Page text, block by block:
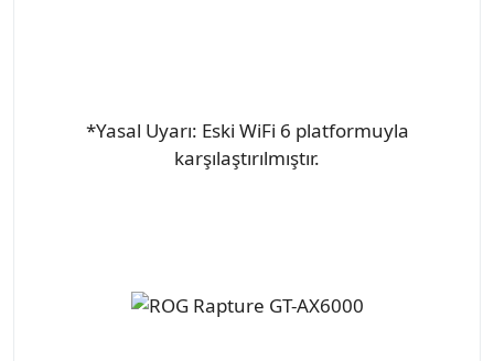
*Yasal Uyarı: Eski WiFi 6 platformuyla
karşılaştırılmıştır.